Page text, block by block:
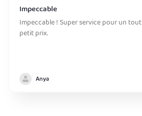
Impeccable
Impeccable ! Super service pour un tout
petit prix.
Anya